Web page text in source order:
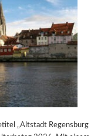
„Altstadt Regensburg